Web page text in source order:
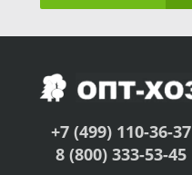
+7 (499) 110-36-37
8 (800) 333-53-45